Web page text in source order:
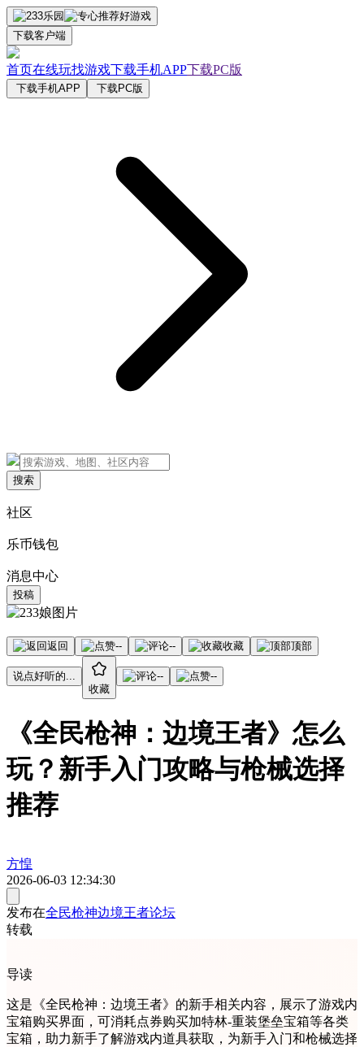
下载客户端
首页在线玩找游戏下载手机APP下载PC版
下载手机APP 下载PC版
搜索
社区
乐币钱包
消息中心
投稿
返回 -- -- 收藏 顶部
说点好听的...
收藏
-- --
《全民枪神：边境王者》怎么
玩？新手入门攻略与枪械选择
推荐
方惶
2026-06-03 12:34:30
发布在全民枪神边境王者论坛
转载
导读
这是《全民枪神：边境王者》的新手相关内容，展示了游戏内
宝箱购买界面，可消耗点券购买加特林-重装堡垒宝箱等各类
宝箱，助力新手了解游戏内道具获取，为新手入门和枪械选择